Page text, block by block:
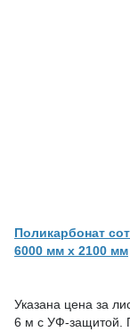
Поликарбонат
6000 мм x 2100 мм
Указана цена за
6 м с УФ-защитой.